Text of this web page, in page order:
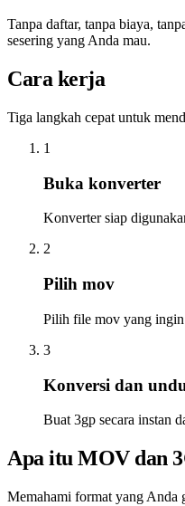
Tanpa daftar, tanpa biaya,
sesering yang Anda mau.
Cara kerja
Tiga langkah cepat untuk
1
Buka konverter
Konverter siap
2
Pilih mov
Pilih file mov yang
3
Konversi dan
Buat 3gp secara instan
Apa itu MOV dan
Memahami format yang Anda